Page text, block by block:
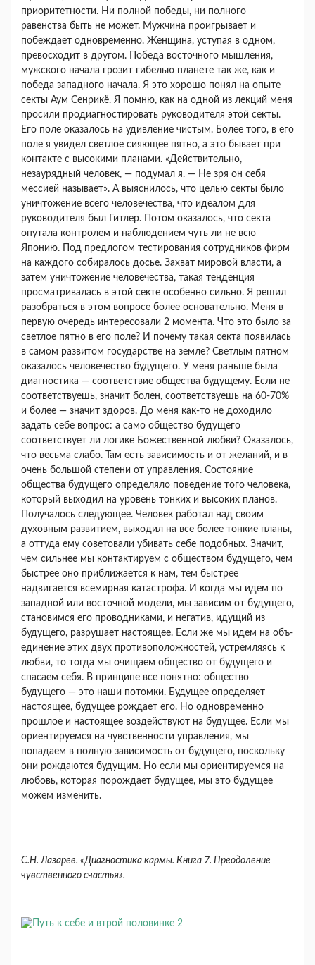
приоритетности. Ни полной победы, ни полного
равенства быть не мо­жет. Мужчина проигрывает и
побеждает одновре­менно. Женщина, уступая в одном,
превосходит в другом. Победа восточного мышления,
мужского начала грозит гибелью планете так же, как и
побе­да западного начала. Я это хорошо понял на опы­те
секты Аум Сенрикё. Я помню, как на одной из лекций меня
просили продиагностировать руково­дителя этой секты.
Его поле оказалось на удивле­ние чистым. Более того, в его
поле я увидел свет­лое сияющее пятно, а это бывает при
контакте с высокими планами. «Действительно,
незаурядный человек, — подумал я. — Не зря он себя
мессией называет». А выяснилось, что целью секты было
уничтожение всего человечества, что идеалом для
руководителя был Гитлер. Потом оказалось, что секта
опутала контролем и наблюдением чуть ли не всю
Японию. Под предлогом тестирования со­трудников фирм
на каждого собиралось досье. За­хват мировой власти, а
затем уничтожение челове­чества, такая тенденция
просматривалась в этой секте особенно сильно. Я решил
разобраться в этом вопросе более основательно. Меня в
первую очередь интересовали 2 момента. Что это было за
светлое пятно в его поле? И почему такая секта появилась
в самом развитом государстве на зем­ле? Светлым пятном
оказалось человечество буду­щего. У меня раньше была
диагностика — соот­ветствие общества будущему. Если не
соответству­ешь, значит болен, соответствуешь на 60-70%
и более — значит здоров. До меня как-то не доходи­ло
задать себе вопрос: а само общество будущего
соответствует ли логике Божественной любви? Оказалось,
что весьма слабо. Там есть зависи­мость и от желаний, и в
очень большой степени от управления. Состояние
общества будущего опре­деляло поведение того человека,
который выходил на уровень тонких и высоких планов.
Получалось следующее. Человек работал над своим
духовным развитием, выходил на все более тонкие планы,
а оттуда ему советовали убивать себе подобных. Значит,
чем сильнее мы контактируем с общест­вом будущего, чем
быстрее оно приближается к нам, тем быстрее
надвигается всемирная катастро­фа. И когда мы идем по
западной или восточной модели, мы зависим от будущего,
становимся его проводниками, и негатив, идущий из
будущего, разрушает настоящее. Если же мы идем на объ­
единение этих двух противоположностей, устрем­ляясь к
любви, то тогда мы очищаем общество от будущего и
спасаем себя. В принципе все понятно: общество
будущего — это наши потомки. Будущее определяет
настоящее, будущее рождает его. Но одновременно
прошлое и настоящее воздействуют на будущее. Если мы
ориентируемся на чувствен­ности управления, мы
попадаем в полную зависи­мость от будущего, поскольку
они рождаются бу­дущим. Но если мы ориентируемся на
любовь, ко­торая порождает будущее, мы это будущее
можем изменить.
С.Н. Лазарев. «Диагностика кармы. Книга 7. Преодоление
чувственного счастья».